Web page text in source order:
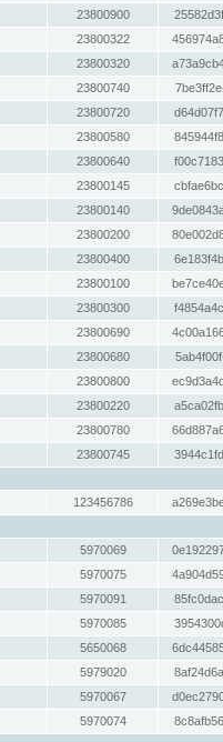
23800900
23800322
23800320
23800740
23800720
23800580
23800640
23800145
23800140
23800200
23800400
23800100
23800300
23800690
23800680
23800800
23800220
23800780
23800745
123456786
5970069
5970075
5970091
5970085
5650068
5979020
5970067
5970074